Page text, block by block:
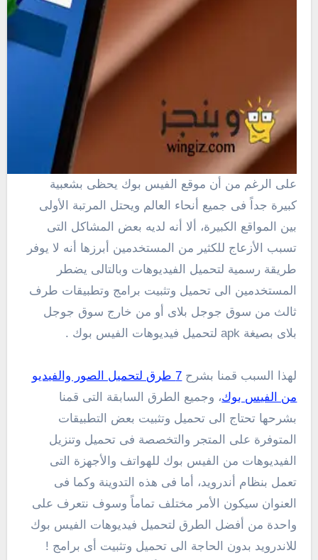
على الرغم من أن موقع الفيس بوك يحظى بشعبية
كبيرة جداً فى جميع أنحاء العالم ويحتل المرتبة الأولى
بين المواقع الكبيرة، ألا أنه لديه بعض المشاكل التى
تسبب الأزعاج للكثير من المستخدمين أبرزها أنه لا يوفر
طريقة رسمية لتحميل الفيديوهات وبالتالى يضطر
المستخدمين الى تحميل وتثبيت برامج وتطبيقات طرف
ثالث من سوق جوجل بلاى أو من خارج سوق جوجل
بلاى بصيغة apk لتحميل فيديوهات الفيس بوك .
لهذا السبب قمنا بشرح
7 طرق لتحميل الصور والفيديو
من الفيس بوك، وجميع الطرق السابقة التى قمنا
بشرحها تحتاج الى تحميل وتثبيت بعض التطبيقات
المتوفرة على المتجر والتخصصة فى تحميل وتنزيل
الفيديوهات من الفيس بوك للهواتف والأجهزة التى
تعمل بنظام أندرويد، أما فى هذه التدوينة وكما فى
العنوان سيكون الأمر مختلف تماماً وسوف نتعرف على
واحدة من أفضل الطرق لتحميل فيديوهات الفيس بوك
للاندرويد بدون الحاجة الى تحميل وتثبيت أى برامج !